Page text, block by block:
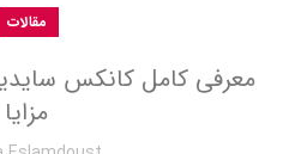
مقالات
معرفی کامل کانکس
مزایا